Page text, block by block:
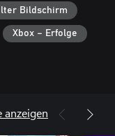
Bildschirm
Xbox – Erfolge
anzeigen